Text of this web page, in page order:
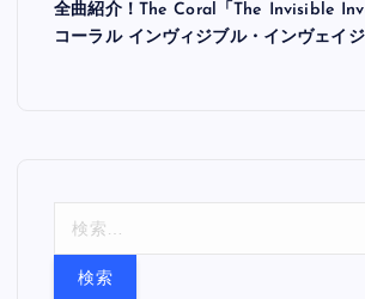
全曲紹介！The Coral「The Invisible
コーラル インヴィジブル・インヴェイジ